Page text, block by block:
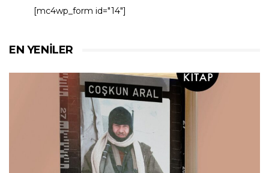
[mc4wp_form id="14"]
EN YENILER